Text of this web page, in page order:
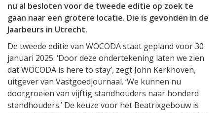
nu al besloten voor de tweede editie op zoek te
gaan naar een grotere locatie. Die is gevonden in de
Jaarbeurs in Utrecht.
De tweede editie van WOCODA staat gepland voor 30
januari 2025. ‘Door deze ondertekening laten we zien
dat WOCODA is here to stay’, zegt John Kerkhoven,
uitgever van Vastgoedjournaal. ‘We kunnen nu
doorgroeien van vijftig standhouders naar honderd
standhouders.’ De keuze voor het Beatrixgebouw is